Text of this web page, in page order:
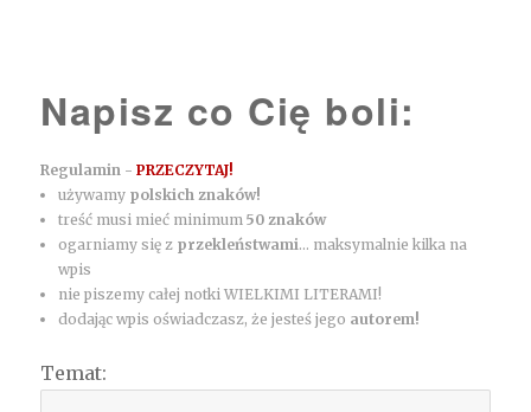
Napisz co Cię boli:
Regulamin -PRZECZYTAJ!
używamy polskich znaków!
treść musi mieć minimum50 znaków
ogarniamy się z przekleństwami... maksymalnie kilka na
wpis
nie piszemy całej notki WIELKIMI LITERAMI!
dodając wpis oświadczasz, że jesteś jego autorem!
Temat: